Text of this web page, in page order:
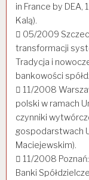
in France by
Kalą).
 05/2009
transformacji
Tradycja i
bankowości
 11/2008
polski w ramach
czynniki
gospodarstwach
Maciejewskim).
 11/2008
Banki